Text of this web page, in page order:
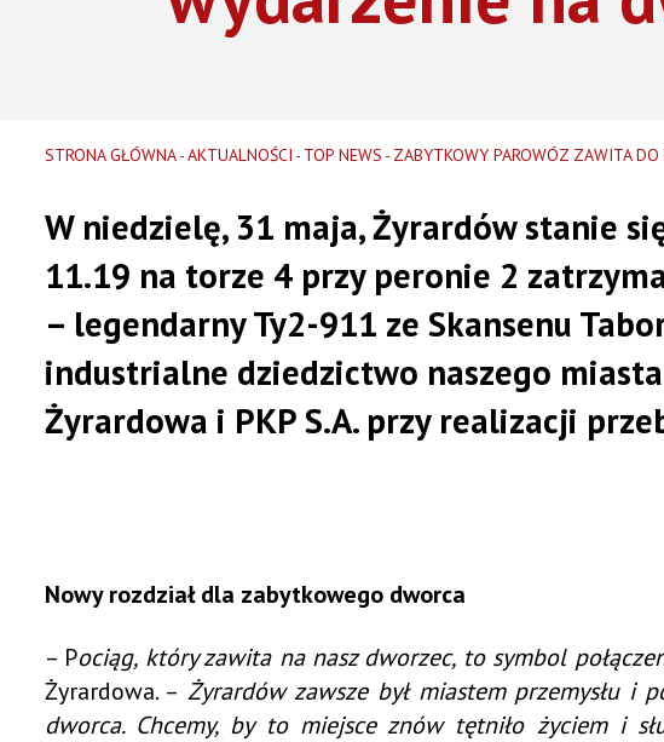
STRONA GŁÓWNA AKTUALNOŚCI TOP NEWS ZABYTKOWY PAROWÓZ ZAWITA
W niedzielę, 31 maja, Żyrardów stanie
11.19 na torze 4 przy peronie 2
– legendarny Ty2-911 ze Skansenu
industrialne dziedzictwo naszego
Żyrardowa i PKP S.A. przy realizacji
Nowy rozdział dla zabytkowego dworca
– Pociąg, który zawita na nasz dworzec, to symbol
Żyrardowa. – Żyrardów zawsze był miastem przemysłu i
dworca. Chcemy, by to miejsce znów tętniło życiem i